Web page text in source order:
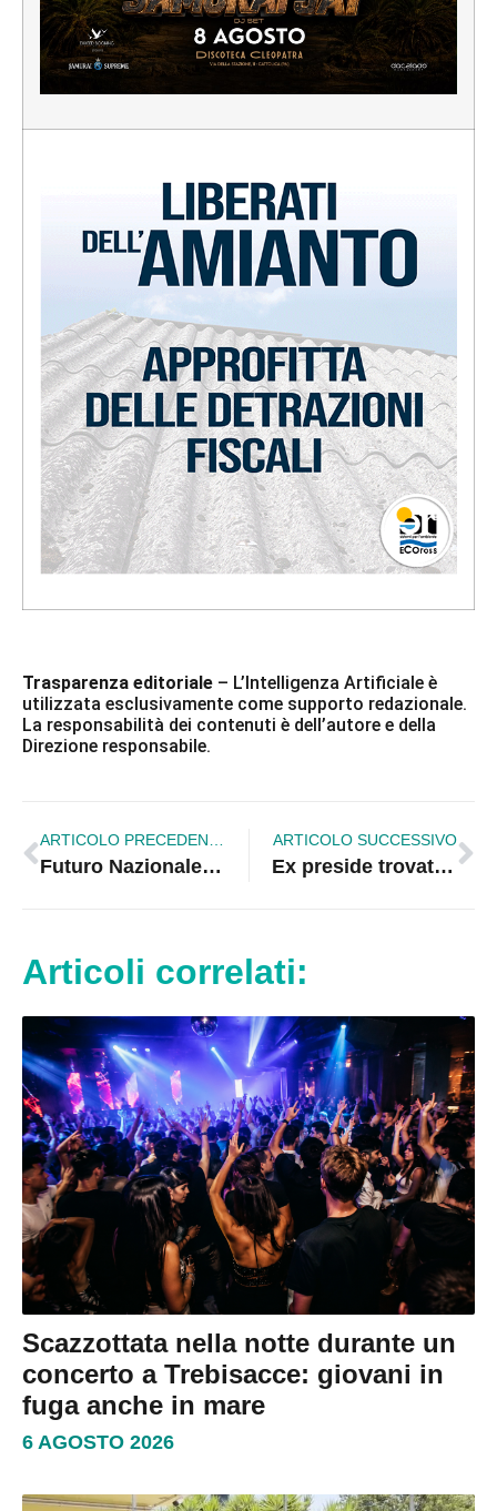
Trasparenza editoriale – L’Intelligenza Artificiale è
utilizzata esclusivamente come supporto redazionale.
La responsabilità dei contenuti è dell’autore e della
Direzione responsabile.
Futuro Nazionale a Corigliano Rossano: adesioni di Dima e Antoniotti
ARTICOLO SUCCESSIVO
Ex preside trovato morto a Corigliano, dolore e sgomento in città
Articoli correlati:
Scazzottata nella notte durante un
concerto a Trebisacce: giovani in
fuga anche in mare
6 AGOSTO 2026